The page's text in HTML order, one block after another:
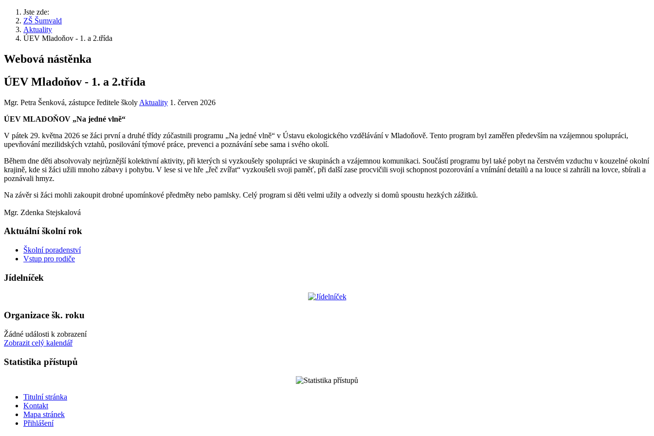
Jste zde:
ZŠ Šumvald
Aktuality
ÚEV Mladoňov - 1. a 2.třída
Webová nástěnka
ÚEV Mladoňov - 1. a 2.třída
Mgr. Petra Šenková, zástupce ředitele školy Aktuality 1. červen 2026
ÚEV MLADOŇOV „Na jedné vlně“
V pátek 29. května 2026 se žáci první a druhé třídy zúčastnili programu „Na jedné vlně“ v Ústavu ekologického vzdělávání v Mladoňově. Tento program byl zaměřen především na vzájemnou spolupráci,
upevňování mezilidských vztahů, posilování týmové práce, prevenci a poznávání sebe sama i svého okolí.
Během dne děti absolvovaly nejrůznější kolektivní aktivity, při kterých si vyzkoušely spolupráci ve skupinách a vzájemnou komunikaci. Součástí programu byl také pobyt na čerstvém vzduchu v kouzelné okolní
krajině, kde si žáci užili mnoho zábavy i pohybu. V lese si ve hře „řeč zvířat“ vyzkoušeli svoji paměť, při další zase procvičili svoji schopnost pozorování a vnímání detailů a na louce si zahráli na lovce, sbírali a
poznávali hmyz.
Na závěr si žáci mohli zakoupit drobné upomínkové předměty nebo pamlsky. Celý program si děti velmi užily a odvezly si domů spoustu hezkých zážitků.
Mgr. Zdenka Stejskalová
Aktuální školní rok
Školní poradenství
Vstup pro rodiče
Jídelníček
Organizace šk. roku
Žádné události k zobrazení
Zobrazit celý kalendář
Statistika přístupů
Titulní stránka
Kontakt
Mapa stránek
Přihlášení